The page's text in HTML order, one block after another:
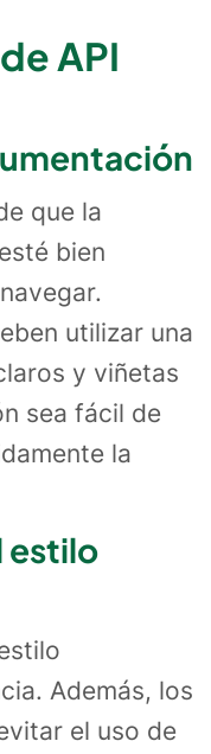
API
que la
bien
utilizar una
y viñetas
sea fácil de
la
estilo
Además, los
el uso de